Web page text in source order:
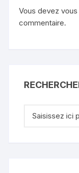
Vous devez
commentaire.
pour